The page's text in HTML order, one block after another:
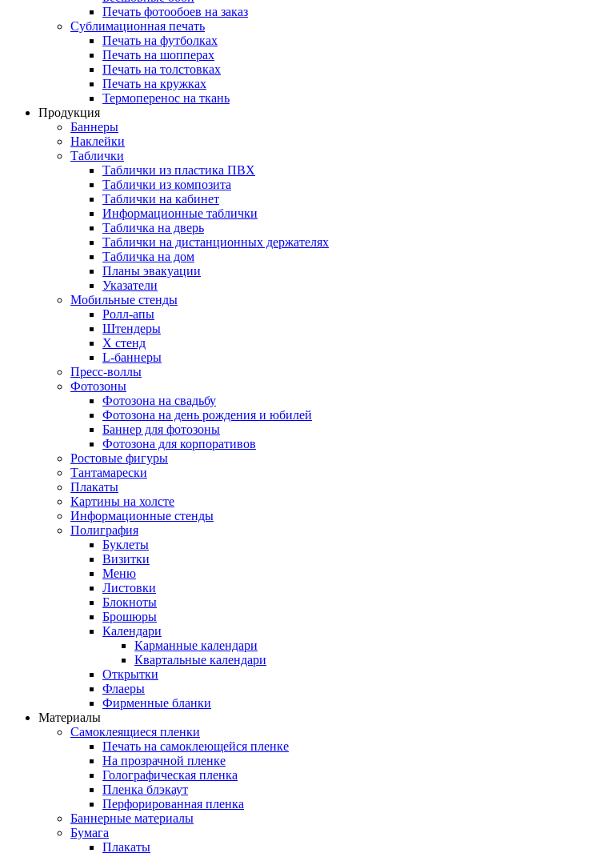
Печать фотообоев на заказ
Сублимационная печать
Печать на футболках
Печать на шопперах
Печать на толстовках
Печать на кружках
Термоперенос на ткань
Продукция
Баннеры
Наклейки
Таблички
Таблички из пластика ПВХ
Таблички из композита
Таблички на кабинет
Информационные таблички
Табличка на дверь
Таблички на дистанционных держателях
Табличка на дом
Планы эвакуации
Указатели
Мобильные стенды
Ролл-апы
Штендеры
Х стенд
L-баннеры
Пресс-воллы
Фотозоны
Фотозона на свадьбу
Фотозона на день рождения и юбилей
Баннер для фотозоны
Фотозона для корпоративов
Ростовые фигуры
Тантамарески
Плакаты
Картины на холсте
Информационные стенды
Полиграфия
Буклеты
Визитки
Меню
Листовки
Блокноты
Брошюры
Календари
Карманные календари
Квартальные календари
Открытки
Флаеры
Фирменные бланки
Материалы
Самоклеящиеся пленки
Печать на самоклеющейся пленке
На прозрачной пленке
Голографическая пленка
Пленка блэкаут
Перфорированная пленка
Баннерные материалы
Бумага
Плакаты